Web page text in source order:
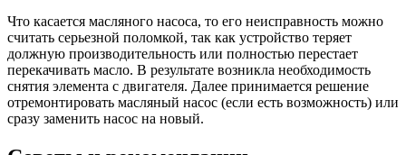
Что касается масляного насоса, то его неисправность можно
считать серьезной поломкой, так как устройство теряет
должную производительность или полностью перестает
перекачивать масло. В результате возникла необходимость
снятия элемента с двигателя. Далее принимается решение
отремонтировать масляный насос (если есть возможность) или
сразу заменить насос на новый.